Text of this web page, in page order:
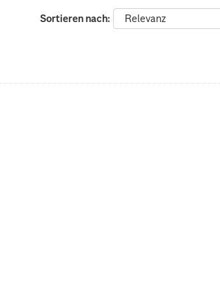
Sortieren nach